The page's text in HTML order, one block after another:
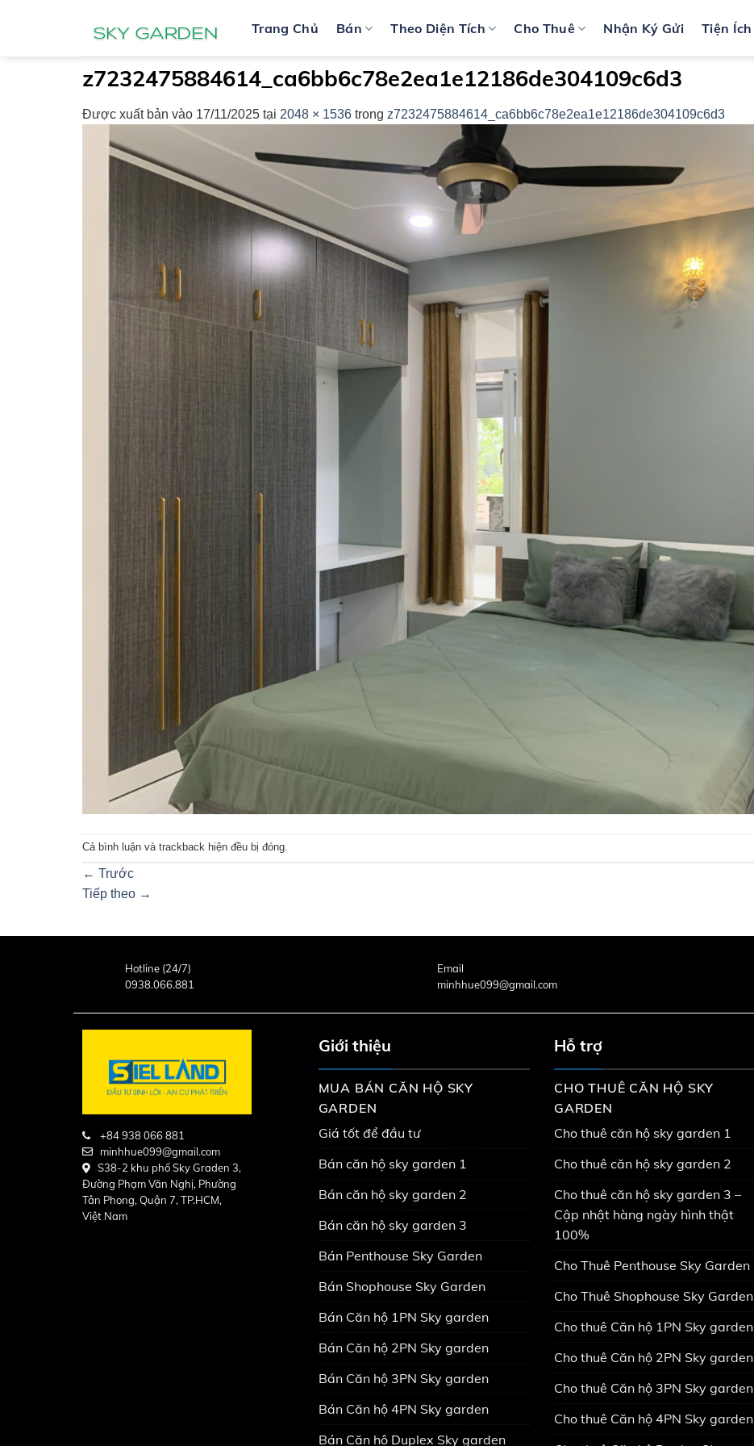
Trang Chủ Bán Theo Diện Tích Cho Thuê Nhận Ký Gửi Tiện Ích
z7232475884614_ca6bb6c78e2ea1e12186de304109c6d3
Được xuất bản vào 17/11/2025 tại 2048 × 1536 trong z7232475884614_ca6bb6c78e2ea1e12186de304109c6d3
Cả bình luận và trackback hiện đều bị đóng.
← Trước
Tiếp theo →
Hotline (24/7)
0938.066.881
Email
minhhue099@gmail.com
+84 938 066 881
minhhue099@gmail.com
S38-2 khu phố Sky Graden 3,
Đường Phạm Văn Nghị, Phường
Tân Phong, Quận 7, TP.HCM,
Việt Nam
Giới thiệu
MUA BÁN CĂN HỘ SKY
GARDEN
Giá tốt để đầu tư
Bán căn hộ sky garden 1
Bán căn hộ sky garden 2
Bán căn hộ sky garden 3
Bán Penthouse Sky Garden
Bán Shophouse Sky Garden
Bán Căn hộ 1PN Sky garden
Bán Căn hộ 2PN Sky garden
Bán Căn hộ 3PN Sky garden
Bán Căn hộ 4PN Sky garden
Bán Căn hộ Duplex Sky garden
Hỗ trợ
CHO THUÊ CĂN HỘ SKY
GARDEN
Cho thuê căn hộ sky garden 1
Cho thuê căn hộ sky garden 2
Cho thuê căn hộ sky garden 3 –
Cập nhật hàng ngày hình thật
100%
Cho Thuê Penthouse Sky Garden
Cho Thuê Shophouse Sky Garden
Cho thuê Căn hộ 1PN Sky garden
Cho thuê Căn hộ 2PN Sky garden
Cho thuê Căn hộ 3PN Sky garden
Cho thuê Căn hộ 4PN Sky garden